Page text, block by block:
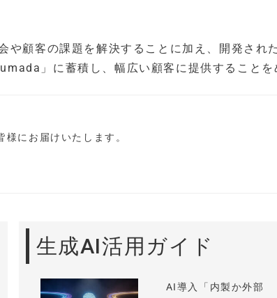
や顧客の課題を解決することに加え、開発され
」に蓄積し、幅広い顧客に提供することを
にお届けいたします。
生成AI活用ガイド
AI導入「内製か外部